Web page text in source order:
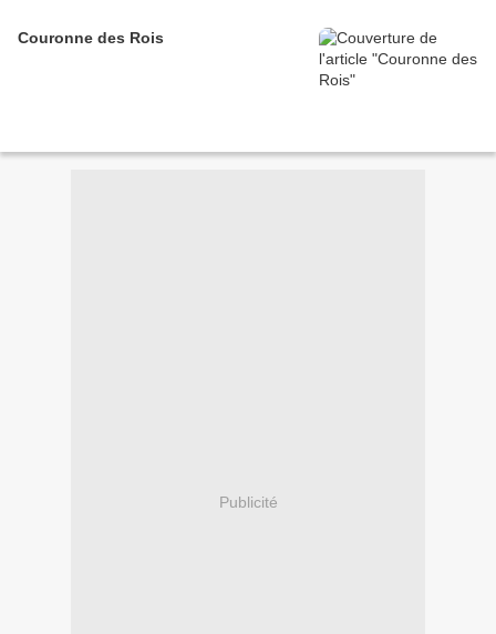
Couronne des Rois
Publicité